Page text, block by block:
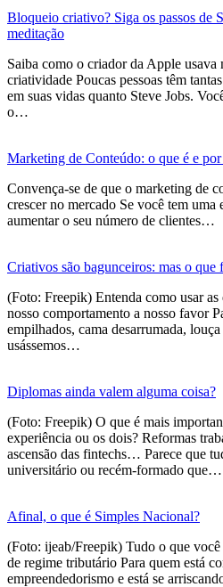
Bloqueio criativo? Siga os passos de
meditação
Saiba como o criador da Apple usava
criatividade Poucas pessoas têm
em suas vidas quanto Steve Jobs.
o…
Marketing de Conteúdo: o que é e
Convença-se de que o marketing de
crescer no mercado Se você tem uma
aumentar o seu número de clientes…
Criativos são bagunceiros: mas o que
(Foto: Freepik) Entenda como usar
nosso comportamento a nosso favor
empilhados, cama desarrumada,
usássemos…
Diplomas ainda valem alguma coisa?
(Foto: Freepik) O que é mais
experiência ou os dois? Reformas
ascensão das fintechs… Parece que
universitário ou recém-formado que…
Afinal, o que é Simples Nacional?
(Foto: ijeab/Freepik) Tudo o que você
de regime tributário Para quem está
empreendedorismo e está se